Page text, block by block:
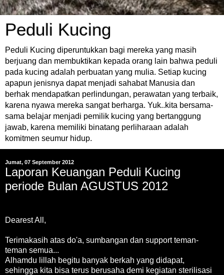
Peduli Kucing
Peduli Kucing diperuntukkan bagi mereka yang masih
berjuang dan membuktikan kepada orang lain bahwa peduli
pada kucing adalah perbuatan yang mulia. Setiap kucing
apapun jenisnya dapat menjadi sahabat Manusia dan
berhak mendapatkan perlindungan, perawatan yang terbaik,
karena nyawa mereka sangat berharga. Yuk..kita bersama-
sama belajar menjadi pemilik kucing yang bertanggung
jawab, karena memiliki binatang perliharaan adalah
komitmen seumur hidup.
Jumat, 07 September 2012
Laporan Keuangan Peduli Kucing
periode Bulan AGUSTUS 2012
Dearest All,
Terimakasih atas do'a, sumbangan dan support teman-
teman semua...
Alhamdu lillah begitu banyak berkah yang didapat,
sehingga kita bisa terus berusaha demi kegiatan sterilisasi